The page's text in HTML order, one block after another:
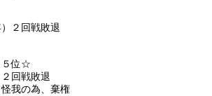
２回戦敗退
５位☆
回戦敗退
我の為、棄権